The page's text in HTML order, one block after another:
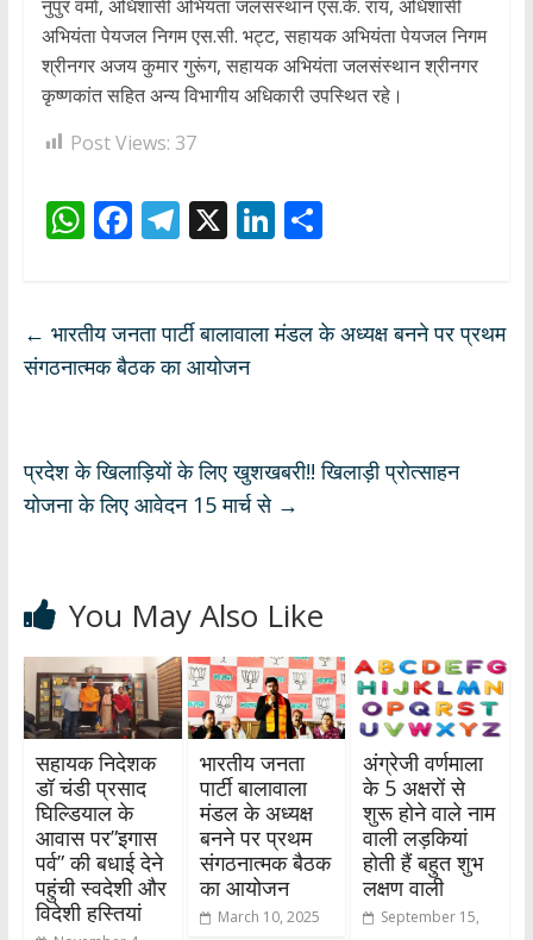
नुपुर वर्मा, अधिशासी अभियंता जलसंस्थान एस.के. राय, अधिशासी
अभियंता पेयजल निगम एस.सी. भट्ट, सहायक अभियंता पेयजल निगम
श्रीनगर अजय कुमार गुरूंग, सहायक अभियंता जलसंस्थान श्रीनगर
कृष्णकांत सहित अन्य विभागीय अधिकारी उपस्थित रहे।
Post Views: 37
W
s
A
p
F
b
o
k
T
gr
a
X Li
e
S
e
← भारतीय जनता पार्टी बालावाला मंडल के अध्यक्ष बनने पर प्रथम
संगठनात्मक बैठक का आयोजन
प्रदेश के खिलाड़ियों के लिए खुशखबरी!! खिलाड़ी प्रोत्साहन
योजना के लिए आवेदन 15 मार्च से →
You May Also Like
सहायक निदेशक
डॉ चंडी प्रसाद
घिल्डियाल के
आवास पर”इगास
पर्व” की बधाई देने
पहुंची स्वदेशी और
विदेशी हस्तियां
भारतीय जनता
पार्टी बालावाला
मंडल के अध्यक्ष
बनने पर प्रथम
संगठनात्मक बैठक
का आयोजन
March 10, 2025
अंग्रेजी वर्णमाला
के 5 अक्षरों से
शुरू होने वाले नाम
वाली लड़कियां
होती हैं बहुत शुभ
लक्षण वाली
September 15,